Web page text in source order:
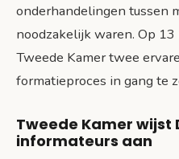
onderhandelingen tussen
noodzakelijk waren. Op
Tweede Kamer twee
formatieproces in gang te
Tweede Kamer wijst
informateurs aan